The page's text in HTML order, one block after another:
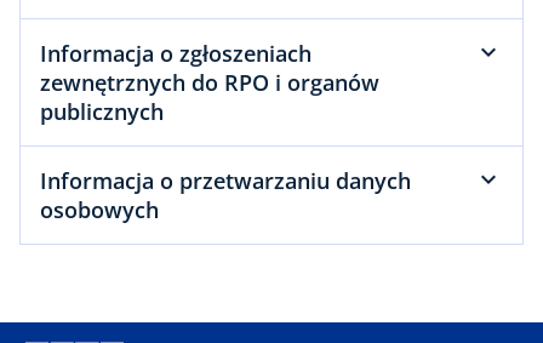
Informacja o zgłoszeniach
zewnętrznych do RPO i organów
publicznych
Informacja o przetwarzaniu danych
osobowych